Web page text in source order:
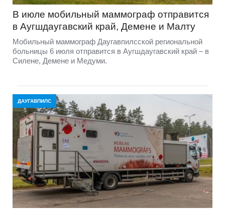
В июле мобильный маммограф отправится
в Аугшдаугавский край, Демене и Малту
Мобильный маммограф Даугавпилсской региональной
больницы 6 июля отправится в Аугшдаугавский край – в
Силене, Демене и Медуми.
ДАУГАВПИЛС